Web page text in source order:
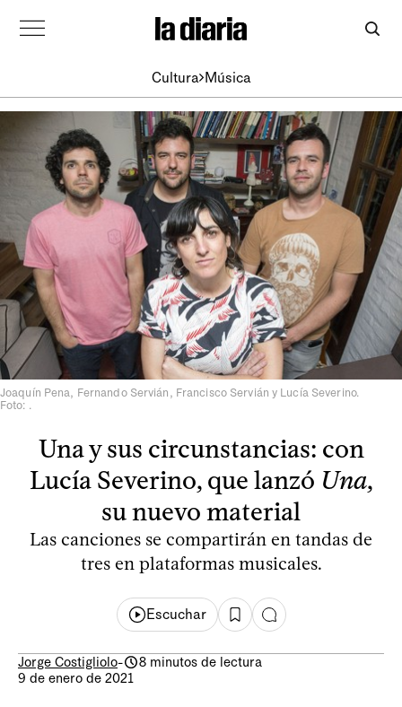
Cultura Música
Joaquín Pena, Fernando Servián, Francisco Servián y Lucía Severino.
Foto: .
Una y sus circunstancias: con
Lucía Severino, que lanzó Una,
su nuevo material
Las canciones se compartirán en tandas de
tres en plataformas musicales.
Escuchar
Jorge Costigliolo-
8 minutos de lectura
9 de enero de 2021